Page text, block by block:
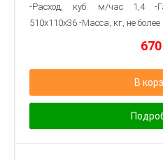
-Расход, куб. м/час 1,4 -
510x110x36 -Масса, кг, не более
670
В